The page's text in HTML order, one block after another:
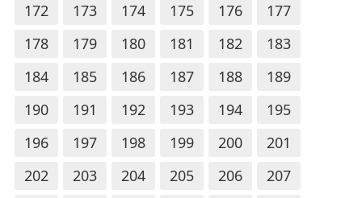
172
173 174 175 176
177
178
179 180 181 182
183
184
185 186 187 188
189
190
191 192 193 194
195
196
197 198 199 200
201
202
203 204 205 206
207